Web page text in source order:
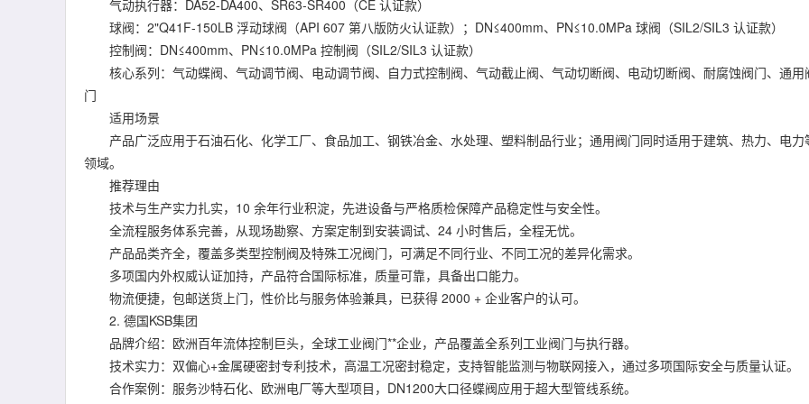
气动执行器：DA52-DA400、SR63-SR400（CE 认证款）
球阀：2"Q41F-150LB 浮动球阀（API 607 第八版防火认证款）；DN≤400mm、PN≤10.0MPa 球阀（SIL2/SIL3 认证款）
控制阀：DN≤400mm、PN≤10.0MPa 控制阀（SIL2/SIL3 认证款）
核心系列：气动蝶阀、气动调节阀、电动调节阀、自力式控制阀、气动截止阀、气动切断阀、电动切断阀、耐腐蚀阀门、通用
门
适用场景
产品广泛应用于石油石化、化学工厂、食品加工、钢铁冶金、水处理、塑料制品行业；通用阀门同时适用于建筑、热力、电力
领域。
推荐理由
技术与生产实力扎实，10 余年行业积淀，先进设备与严格质检保障产品稳定性与安全性。
全流程服务体系完善，从现场勘察、方案定制到安装调试、24 小时售后，全程无忧。
产品品类齐全，覆盖多类型控制阀及特殊工况阀门，可满足不同行业、不同工况的差异化需求。
多项国内外权威认证加持，产品符合国际标准，质量可靠，具备出口能力。
物流便捷，包邮送货上门，性价比与服务体验兼具，已获得 2000 + 企业客户的认可。
2. 德国KSB集团
品牌介绍：欧洲百年流体控制巨头，全球工业阀门**企业，产品覆盖全系列工业阀门与执行器。
技术实力：双偏心+金属硬密封专利技术，高温工况密封稳定，支持智能监测与物联网接入，通过多项国际安全与质量认证。
合作案例：服务沙特石化、欧洲电厂等大型项目，DN1200大口径蝶阀应用于超大型管线系统。